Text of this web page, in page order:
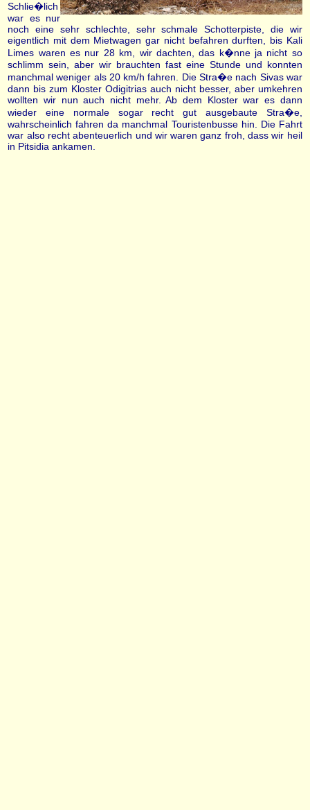
Schlie�lich
war es nur
noch eine sehr schlechte, sehr schmale Schotterpiste, die wir
eigentlich mit dem Mietwagen gar nicht befahren durften, bis Kali
Limes waren es nur 28 km, wir dachten, das k�nne ja nicht so
schlimm sein, aber wir brauchten fast eine Stunde und konnten
manchmal weniger als 20 km/h fahren. Die Stra�e nach Sivas war
dann bis zum Kloster Odigitrias auch nicht besser, aber umkehren
wollten wir nun auch nicht mehr. Ab dem Kloster war es dann
wieder eine normale sogar recht gut ausgebaute Stra�e,
wahrscheinlich fahren da manchmal Touristenbusse hin. Die Fahrt
war also recht abenteuerlich und wir waren ganz froh, dass wir heil
in Pitsidia ankamen.